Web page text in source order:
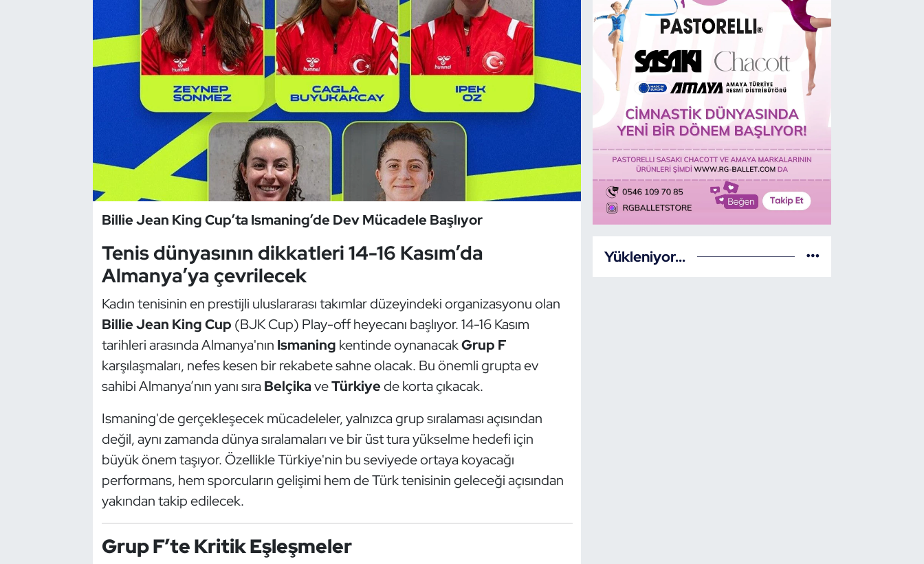
Billie Jean King Cup’ta Ismaning’de Dev Mücadele Başlıyor
Tenis dünyasının dikkatleri 14-16 Kasım’da
Almanya’ya çevrilecek
Kadın tenisinin en prestijli uluslararası takımlar düzeyindeki organizasyonu olan
Billie Jean King Cup (BJK Cup) Play-off heyecanı başlıyor. 14-16 Kasım
tarihleri arasında Almanya'nın Ismaning kentinde oynanacakGrup F
karşılaşmaları, nefes kesen bir rekabete sahne olacak. Bu önemli grupta ev
sahibi Almanya’nın yanı sıra BelçikaveTürkiyede korta çıkacak.
Ismaning'de gerçekleşecek mücadeleler, yalnızca grup sıralaması açısından
değil, aynı zamanda dünya sıralamaları ve bir üst tura yükselme hedefi için
büyük önem taşıyor. Özellikle Türkiye'nin bu seviyede ortaya koyacağı
performans, hem sporcuların gelişimi hem de Türk tenisinin geleceği açısından
yakından takip edilecek.
Grup F’te Kritik Eşleşmeler
Yükleniyor...
Dövüş Sanatı
Hava Sporları
İşitme Engelli Sporcular